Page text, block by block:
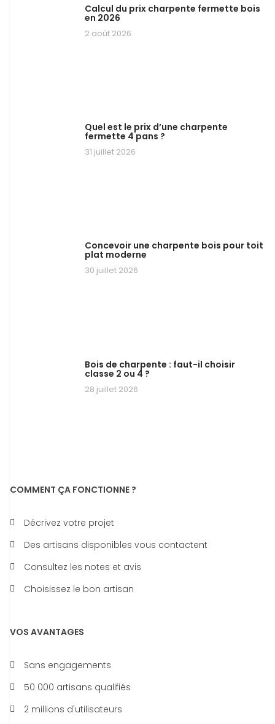
Calcul du prix charpente fermette bois
en 2026
2 août 2026
Quel est le prix d’une charpente
fermette 4 pans ?
31 juillet 2026
Concevoir une charpente bois pour toit
plat moderne
30 juillet 2026
Bois de charpente : faut-il choisir
classe 2 ou 4 ?
28 juillet 2026
COMMENT ÇA FONCTIONNE ?
Décrivez votre projet
Des artisans disponibles vous contactent
Consultez les notes et avis
Choisissez le bon artisan
VOS AVANTAGES
Sans engagements
50 000 artisans qualifiés
2 millions d'utilisateurs